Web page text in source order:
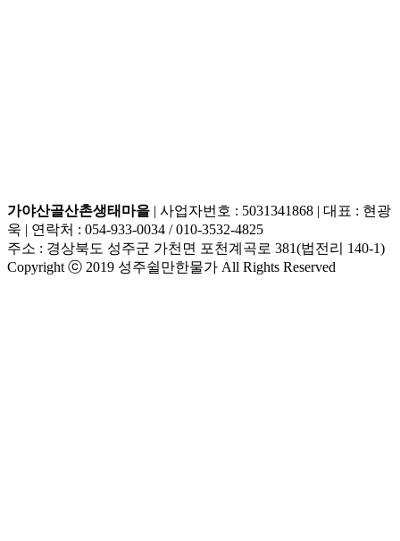
가야산골산촌생태마을 | 사업자번호 : 5031341868 | 대표 : 현광
욱 | 연락처 : 054-933-0034 / 010-3532-4825
주소 : 경상북도 성주군 가천면 포천계곡로 381(법전리 140-1)
Copyright ⓒ 2019 성주쉴만한물가 All Rights Reserved